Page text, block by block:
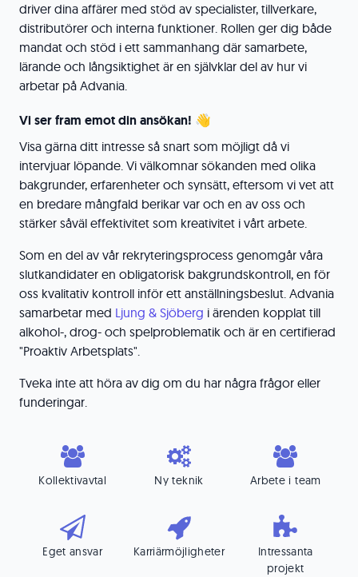
driver dina affärer med stöd av specialister, tillverkare,
distributörer och interna funktioner. Rollen ger dig både
mandat och stöd i ett sammanhang där samarbete,
lärande och långsiktighet är en självklar del av hur vi
arbetar på Advania.
Vi ser fram emot din ansökan! 👋
Visa gärna ditt intresse så snart som möjligt då vi
intervjuar löpande. Vi välkomnar sökanden med olika
bakgrunder, erfarenheter och synsätt, eftersom vi vet att
en bredare mångfald berikar var och en av oss och
stärker såväl effektivitet som kreativitet i vårt arbete.
Som en del av vår rekryteringsprocess genomgår våra
slutkandidater en obligatorisk bakgrundskontroll, en för
oss kvalitativ kontroll inför ett anställningsbeslut. Advania
samarbetar med Ljung & Sjöberg i ärenden kopplat till
alkohol-, drog- och spelproblematik och är en certifierad
"Proaktiv Arbetsplats".
Tveka inte att höra av dig om du har några frågor eller
funderingar.
Kollektivavtal Ny teknik Arbete i team
Eget ansvar Karriärmöjligheter
Intressanta
projekt